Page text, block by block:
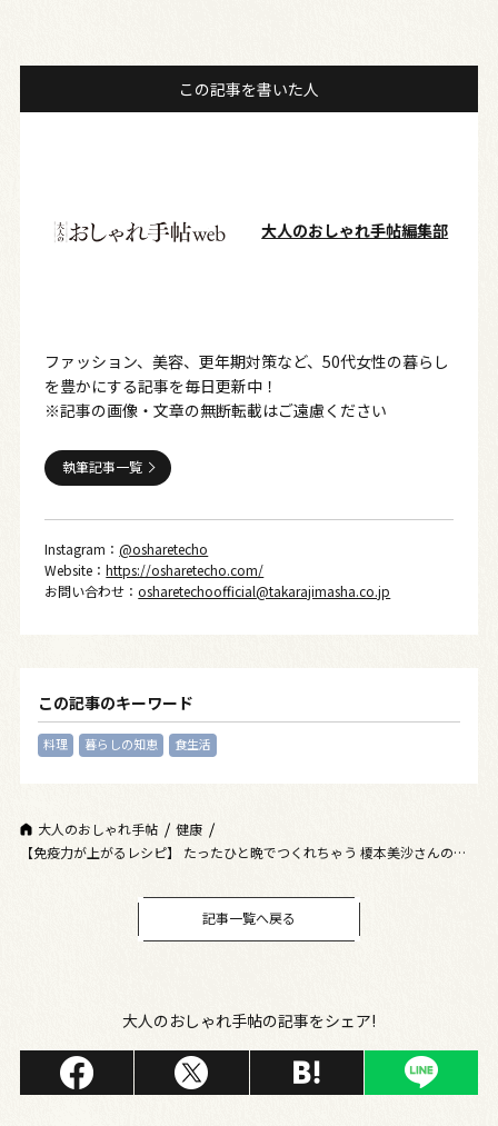
この記事を書いた人
大人のおしゃれ手帖編集部
ファッション、美容、更年期対策など、50代女性の暮らし
を豊かにする記事を毎日更新中！
※記事の画像・文章の無断転載はご遠慮ください
執筆記事一覧
Instagram：@osharetecho
Website：https://osharetecho.com/
お問い合わせ：osharetechoofficial@takarajimasha.co.jp
この記事のキーワード
料理 暮らしの知恵 食生活
大人のおしゃれ手帖
健康
【免疫力が上がるレシピ】 たったひと晩でつくれちゃう 榎本美沙さんの
記事一覧へ戻る
大人のおしゃれ手帖の記事をシェア!